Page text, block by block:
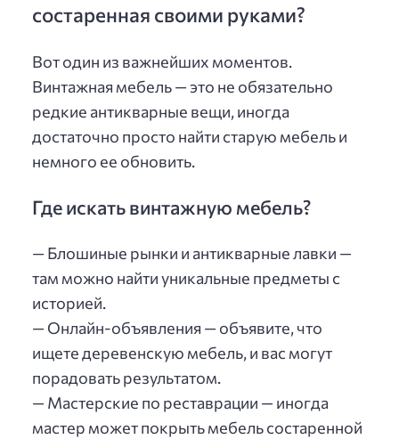
состаренная своими руками?
Вот один из важнейших моментов.
Винтажная мебель — это не обязательно
редкие антикварные вещи, иногда
достаточно просто найти старую мебель и
немного ее обновить.
Где искать винтажную мебель?
— Блошиные рынки и антикварные лавки —
там можно найти уникальные предметы с
историей.
— Онлайн-объявления — объявите, что
ищете деревенскую мебель, и вас могут
порадовать результатом.
— Мастерские по реставрации — иногда
мастер может покрыть мебель состаренной